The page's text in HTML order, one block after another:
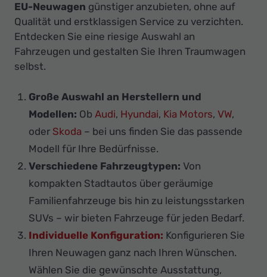
EU-Neuwagen günstiger anzubieten, ohne auf
Qualität und erstklassigen Service zu verzichten.
Entdecken Sie eine riesige Auswahl an
Fahrzeugen und gestalten Sie Ihren Traumwagen
selbst.
Große Auswahl an Herstellern und
Modellen: Ob Audi, Hyundai, Kia Motors, VW,
oder Skoda – bei uns finden Sie das passende
Modell für Ihre Bedürfnisse.
Verschiedene Fahrzeugtypen: Von
kompakten Stadtautos über geräumige
Familienfahrzeuge bis hin zu leistungsstarken
SUVs – wir bieten Fahrzeuge für jeden Bedarf.
Individuelle Konfiguration: Konfigurieren Sie
Ihren Neuwagen ganz nach Ihren Wünschen.
Wählen Sie die gewünschte Ausstattung,